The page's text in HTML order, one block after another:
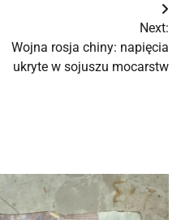
Next:
Wojna rosja chiny: napięcia
ukryte w sojuszu mocarstw